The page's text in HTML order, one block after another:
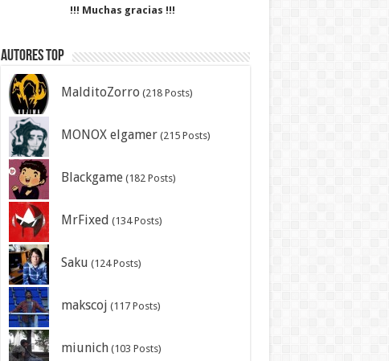
!!! Muchas gracias !!!
Autores Top
MalditoZorro (218 Posts)
MONOX elgamer (215 Posts)
Blackgame (182 Posts)
MrFixed (134 Posts)
Saku (124 Posts)
makscoj (117 Posts)
miunich (103 Posts)